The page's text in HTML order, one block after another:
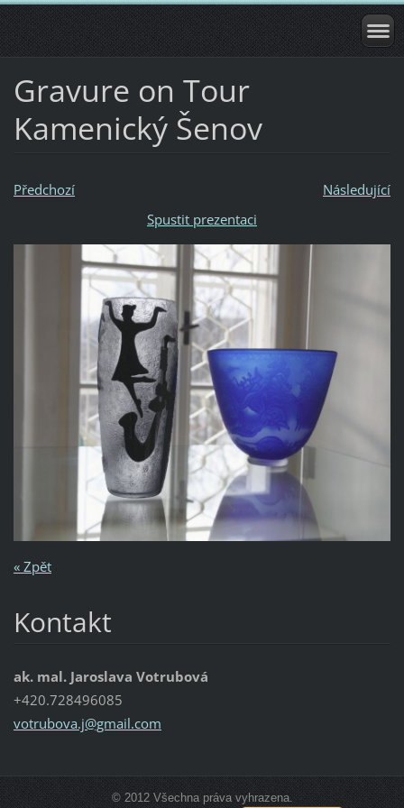
Gravure on Tour
Kamenický Šenov
Předchozí
Následující
Spustit prezentaci
« Zpět
Kontakt
ak. mal. Jaroslava Votrubová
+420.728496085
votrubova.j@gmail.com
© 2012 Všechna práva vyhrazena.